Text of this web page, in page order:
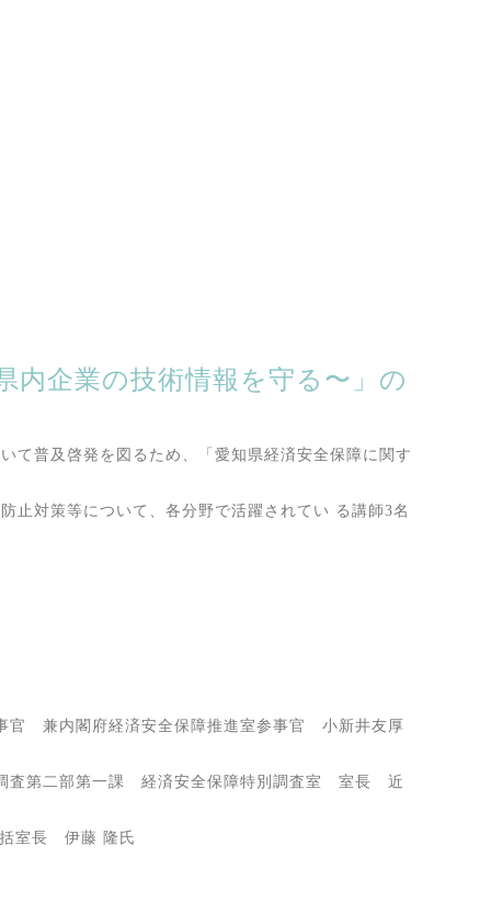
内企業の技術情報を守る〜」の
て普及啓発を図るため、「愛知県経済安全保障に関す
止対策等について、各分野で活躍されてい る講師3名
官 兼内閣府経済安全保障推進室参事官 小新井友厚
査第二部第一課 経済安全保障特別調査室 室長 近
室長 伊藤 隆氏